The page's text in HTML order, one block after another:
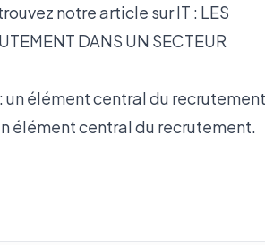
notre article surIT : LES
DANS UN SECTEUR
élément central du recrutement.